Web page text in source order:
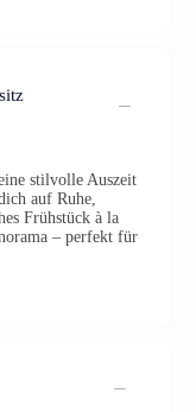
stilvolle Auszeit
auf Ruhe,
Frühstück à la
– perfekt für